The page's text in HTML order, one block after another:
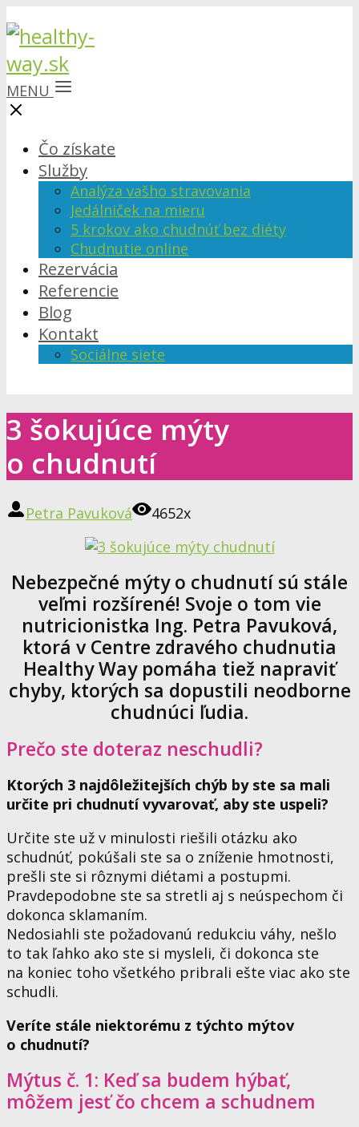
MENU
Čo získate
Služby
Analýza vašho stravovania
Jedálniček na mieru
5 krokov ako chudnúť bez diéty
Chudnutie online
Rezervácia
Referencie
Blog
Kontakt
Sociálne siete
3 šokujúce mýty
o chudnutí
Petra Pavuková 4652x
Nebezpečné mýty o chudnutí sú stále
veľmi rozšírené! Svoje o tom vie
nutricionistka Ing. Petra Pavuková,
ktorá v Centre zdravého chudnutia
Healthy Way pomáha tiež napraviť
chyby, ktorých sa dopustili neodborne
chudnúci ľudia.
Prečo ste doteraz neschudli?
Ktorých 3 najdôležitejších chýb by ste sa mali
určite pri chudnutí vyvarovať, aby ste uspeli?
Určite ste už v minulosti riešili otázku ako
schudnúť, pokúšali ste sa o zníženie hmotnosti,
prešli ste si rôznymi diétami a postupmi.
Pravdepodobne ste sa stretli aj s neúspechom či
dokonca sklamaním.
Nedosiahli ste požadovanú redukciu váhy, nešlo
to tak ľahko ako ste si mysleli, či dokonca ste
na koniec toho všetkého pribrali ešte viac ako ste
schudli.
Veríte stále niektorému z týchto mýtov
o chudnutí?
Mýtus č. 1: Keď sa budem hýbať,
môžem jesť čo chcem a schudnem